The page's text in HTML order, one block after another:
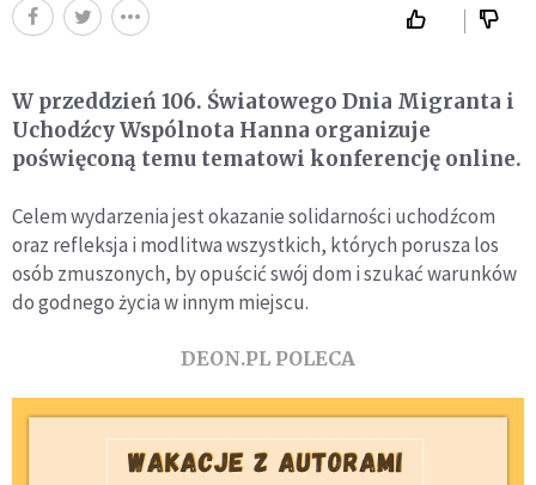
W przeddzień 106. Światowego Dnia Migranta i
Uchodźcy Wspólnota Hanna organizuje
poświęconą temu tematowi konferencję online.
Celem wydarzenia jest okazanie solidarności uchodźcom
oraz refleksja i modlitwa wszystkich, których porusza los
osób zmuszonych, by opuścić swój dom i szukać warunków
do godnego życia w innym miejscu.
DEON.PL POLECA